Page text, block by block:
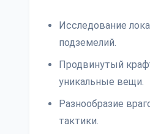
Исследование
подземелий.
Продвинутый
уникальные вещи.
Разнообразие
тактики.